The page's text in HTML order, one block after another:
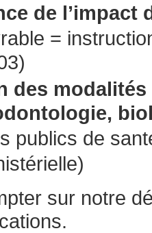
de l’impact
=
des
publics de
sur notre